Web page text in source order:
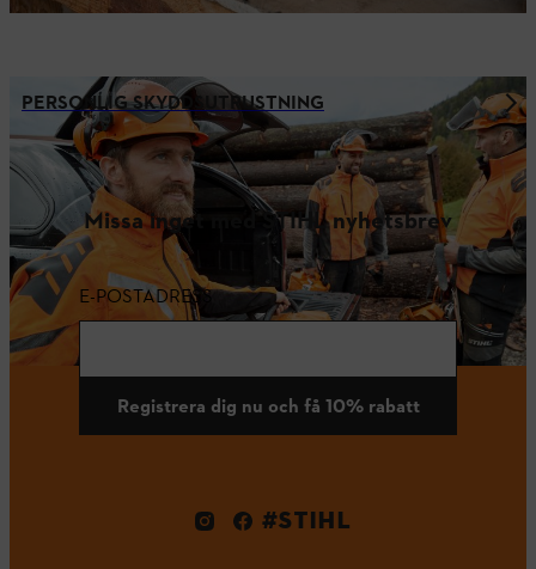
PERSONLIG SKYDDSUTRUSTNING
Missa inget med STIHL nyhetsbrev
E-POSTADRESS
Registrera dig nu och få 10% rabatt
#STIHL